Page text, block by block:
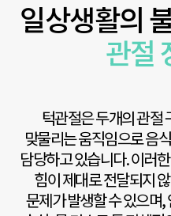
일상생활의
관절
턱관절은 두개의 관절
맞물리는 움직임으로 음
담당하고 있습니다. 이러
힘이 제대로 전달되지
문제가 발생할 수 있으며